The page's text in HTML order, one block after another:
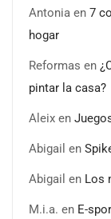
Última
precios para
Antonia en 7
hogar
Reformas en
pintar la casa?
Aleix en
Abigail en
Abigail en Los
M.i.a. en E-